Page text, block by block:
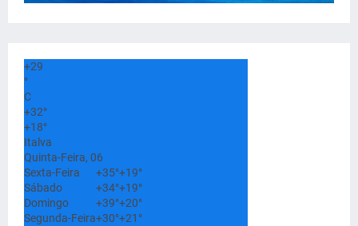
+29
°
C
+32°
+18°
Italva
Quinta-Feira, 06
Sexta-Feira
+35°+19°
Sábado
+34°+19°
Domingo
+39°+20°
Segunda-Feira+30°+21°